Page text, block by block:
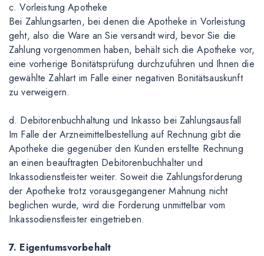
c. Vorleistung Apotheke
Bei Zahlungsarten, bei denen die Apotheke in Vorleistung
geht, also die Ware an Sie versandt wird, bevor Sie die
Zahlung vorgenommen haben, behält sich die Apotheke vor,
eine vorherige Bonitätsprüfung durchzuführen und Ihnen die
gewählte Zahlart im Falle einer negativen Bonitätsauskunft
zu verweigern.
d. Debitorenbuchhaltung und Inkasso bei Zahlungsausfall
Im Falle der Arzneimittelbestellung auf Rechnung gibt die
Apotheke die gegenüber den Kunden erstellte Rechnung
an einen beauftragten Debitorenbuchhalter und
Inkassodienstleister weiter. Soweit die Zahlungsforderung
der Apotheke trotz vorausgegangener Mahnung nicht
beglichen wurde, wird die Forderung unmittelbar vom
Inkassodienstleister eingetrieben.
7. Eigentumsvorbehalt